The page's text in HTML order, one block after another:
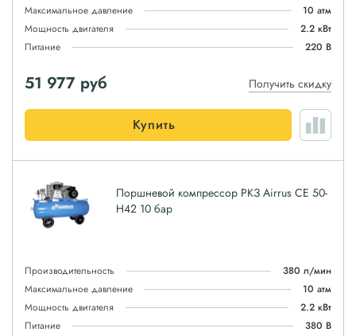
Максимальное давление
10 атм
Мощность двигателя
2.2 кВт
Питание
220 В
51 977 руб Получить скидку
Купить
Поршневой компрессор РКЗ Airrus CE 50-
H42 10 бар
Производительность
380 л/мин
Максимальное давление
10 атм
Мощность двигателя
2.2 кВт
Питание
380 В